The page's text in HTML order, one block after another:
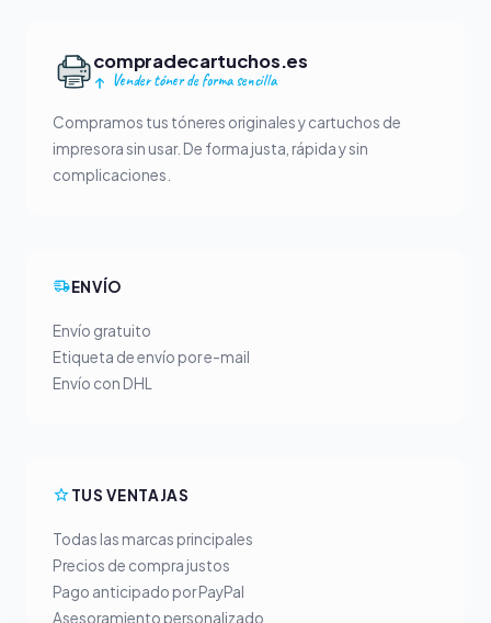
compradecartuchos.es
Vender tóner de forma sencilla
Compramos tus tóneres originales y cartuchos de
impresora sin usar. De forma justa, rápida y sin
complicaciones.
ENVÍO
Envío gratuito
Etiqueta de envío por e-mail
Envío con DHL
TUS VENTAJAS
Todas las marcas principales
Precios de compra justos
Pago anticipado por PayPal
Asesoramiento personalizado